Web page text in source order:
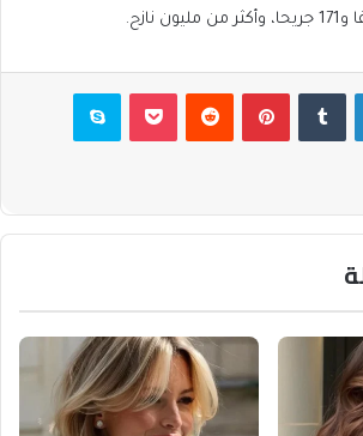
لينكدإن بينتيريست بوكيت سكايب